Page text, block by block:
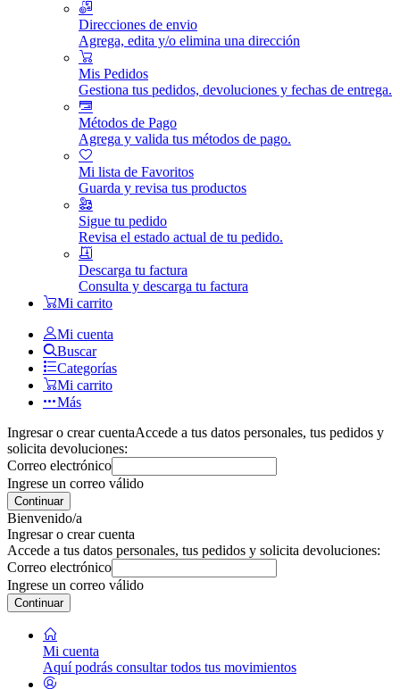
Direcciones de envio
Agrega, edita y/o elimina una dirección
Mis Pedidos
Gestiona tus pedidos, devoluciones y fechas de entrega.
Métodos de Pago
Agrega y valida tus métodos de pago.
Mi lista de Favoritos
Guarda y revisa tus productos
Sigue tu pedido
Revisa el estado actual de tu pedido.
Descarga tu factura
Consulta y descarga tu factura
Mi carrito
Mi cuenta
Buscar
Categorías
Mi carrito
Más
Ingresar o crear cuentaAccede a tus datos personales, tus pedidos y
solicita devoluciones:
Correo electrónico
Ingrese un correo válido
Continuar
Bienvenido/a
Ingresar o crear cuenta
Accede a tus datos personales, tus pedidos y solicita devoluciones:
Correo electrónico
Ingrese un correo válido
Continuar
Mi cuenta
Aquí podrás consultar todos tus movimientos